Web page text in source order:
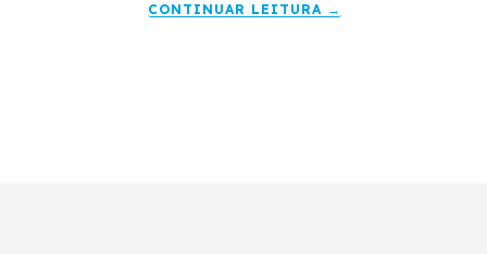
CONTINUAR LEITURA →